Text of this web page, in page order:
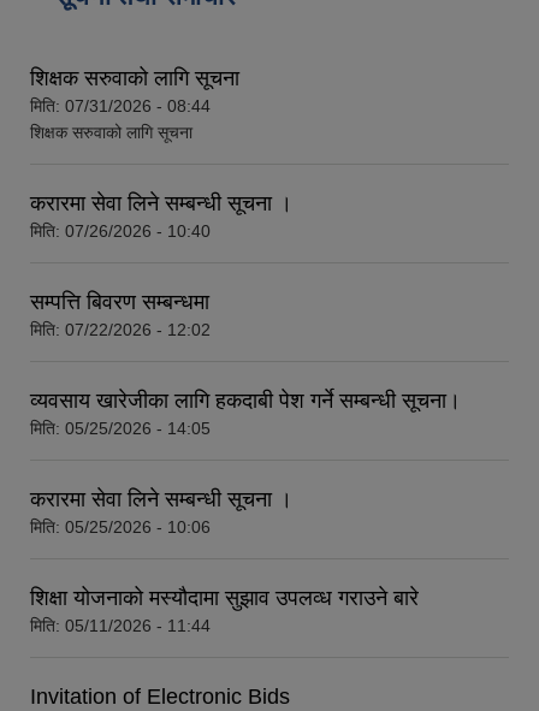
शिक्षक सरुवाको लागि सूचना
मिति: 07/31/2026 - 08:44
शिक्षक सरुवाको लागि सूचना
करारमा सेवा लिने सम्बन्धी सूचना ।
मिति: 07/26/2026 - 10:40
सम्पत्ति बिवरण सम्बन्धमा
मिति: 07/22/2026 - 12:02
व्यवसाय खारेजीका लागि हकदाबी पेश गर्ने सम्बन्धी सूचना।
मिति: 05/25/2026 - 14:05
करारमा सेवा लिने सम्बन्धी सूचना ।
मिति: 05/25/2026 - 10:06
शिक्षा योजनाको मस्यौदामा सुझाव उपलव्ध गराउने बारे
मिति: 05/11/2026 - 11:44
Invitation of Electronic Bids